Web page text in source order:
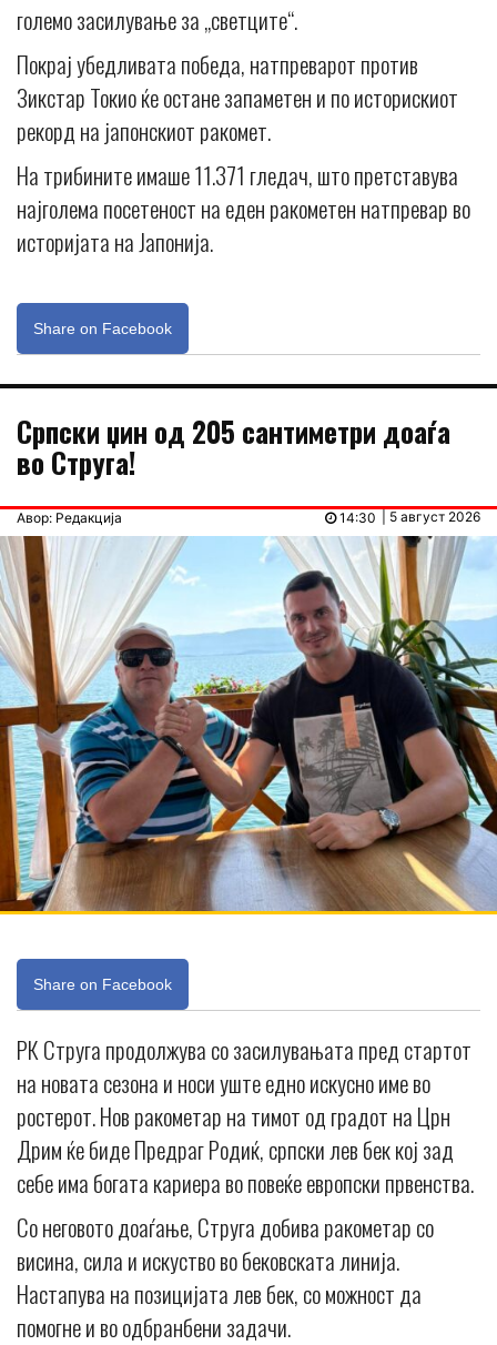
големо засилување за „светците“.
Покрај убедливата победа, натпреварот против
Зикстар Токио ќе остане запаметен и по историскиот
рекорд на јапонскиот ракомет.
На трибините имаше 11.371 гледач, што претставува
најголема посетеност на еден ракометен натпревар во
историјата на Јапонија.
Share on Facebook
Српски џин од 205 сантиметри доаѓа
во Струга!
Авор: Редакција | 5 август 2026
14:30
Share on Facebook
РК Струга продолжува со засилувањата пред стартот
на новата сезона и носи уште едно искусно име во
ростерот. Нов ракометар на тимот од градот на Црн
Дрим ќе биде Предраг Родиќ, српски лев бек кој зад
себе има богата кариера во повеќе европски првенства.
Со неговото доаѓање, Струга добива ракометар со
висина, сила и искуство во бековската линија.
Настапува на позицијата лев бек, со можност да
помогне и во одбранбени задачи.